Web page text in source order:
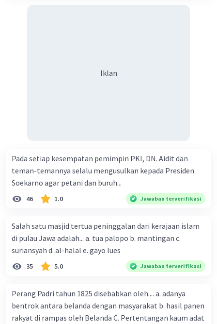
Iklan
Pada setiap kesempatan pemimpin PKI, DN. Aidit dan
teman-temannya selalu mengusulkan kepada Presiden
Soekarno agar petani dan buruh...
46 1.0 Jawaban terverifikasi
Salah satu masjid tertua peninggalan dari kerajaan islam
di pulau Jawa adalah... a. tua palopo b. mantingan c.
suriansyah d. al-halal e. gayo lues
35 5.0 Jawaban terverifikasi
Perang Padri tahun 1825 disebabkan oleh.... a. adanya
bentrok antara belanda dengan masyarakat b. hasil panen
rakyat di rampas oleh Belanda C. Pertentangan kaum adat